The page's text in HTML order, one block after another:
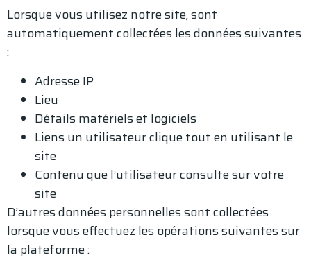
Lorsque vous utilisez notre site, sont
automatiquement collectées les données suivantes
:
Adresse IP
Lieu
Détails matériels et logiciels
Liens un utilisateur clique tout en utilisant le
site
Contenu que l’utilisateur consulte sur votre
site
D’autres données personnelles sont collectées
lorsque vous effectuez les opérations suivantes sur
la plateforme :